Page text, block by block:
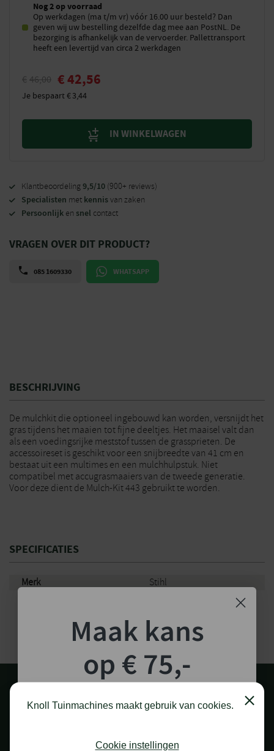
Nog 2 op voorraad
Op werkdagen (ma t/m vr) vóór 16.00 uur besteld? Dan
geven wij uw bestelling dezelfde dag mee aan PostNL. De
bezorging is afhankelijk van de vervoerder. Pallettransport
heeft een levertijd van circa 2 werkdagen
€ 46,00 €42,56
Je bespaart€3,44
IN WINKELWAGEN
Klantbeoordeling9,5/10 (900+ reviews)
Specialisten met kennisvan zaken
Persoonlijk en snel contact
VRAGEN OVER DIT PRODUCT?
085 1609330 WHATSAPP
BESCHRIJVING
De mulchkit die optioneel ingebouwd kan worden, versnijdt het
gras tijdens het maaien tot fijne deeltjes. Het maaisel valt dan
als een voedingsrijke meststof tussen de grassprieten. De
accessoireset is geschikt voor een snijbreedte van 41 cm en
bestaat uit een multimes en een mulchhulpstuk. Niet
compatibel met accugrasmaaiers van de tweede generatie.
Voor deze dient de Mulch-Kit 443 gebruikt te worden.
SPECIFICATIES
Merk Stihl
Knoll Tuinmachines maakt gebruik van cookies. Close
Cookie instellingen
Maak kans
op € 75,-
shoptegoed!
kans op €75,- te besteden op onze webshop.